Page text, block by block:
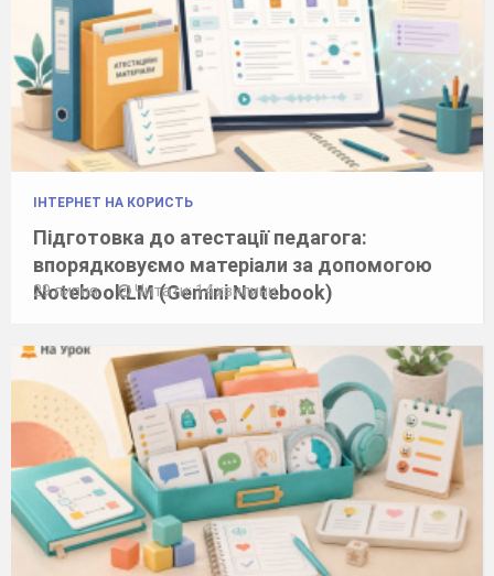
ІНТЕРНЕТ НА КОРИСТЬ
Підготовка до атестації педагога:
впорядковуємо матеріали за допомогою
NotebookLM (Gemini Notebook)
29 липня Читати: 14 хвилини